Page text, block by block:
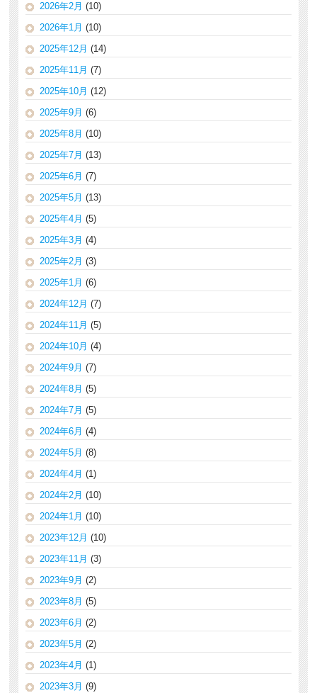
2026年2月 (10)
2026年1月 (10)
2025年12月 (14)
2025年11月 (7)
2025年10月 (12)
2025年9月 (6)
2025年8月 (10)
2025年7月 (13)
2025年6月 (7)
2025年5月 (13)
2025年4月 (5)
2025年3月 (4)
2025年2月 (3)
2025年1月 (6)
2024年12月 (7)
2024年11月 (5)
2024年10月 (4)
2024年9月 (7)
2024年8月 (5)
2024年7月 (5)
2024年6月 (4)
2024年5月 (8)
2024年4月 (1)
2024年2月 (10)
2024年1月 (10)
2023年12月 (10)
2023年11月 (3)
2023年9月 (2)
2023年8月 (5)
2023年6月 (2)
2023年5月 (2)
2023年4月 (1)
2023年3月 (9)